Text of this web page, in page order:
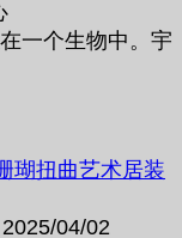
一个生物中。宇
瑚扭曲艺术居装
04/02